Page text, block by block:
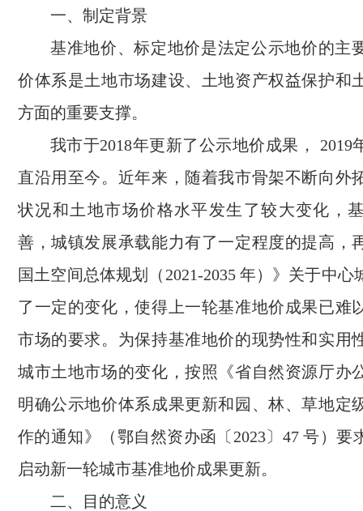
一、制定背景
基准地价、标定地价是法定公示地价的主
价体系是土地市场建设、土地资产权益保护和
方面的重要支撑。
我市于2018年更新了公示地价成果， 2019
直沿用至今。近年来，随着我市骨架不断向外
状况和土地市场价格水平发生了较大变化，
善，城镇发展承载能力有了一定程度的提高，
国土空间总体规划（2021-2035 年）》关于中心
了一定的变化，使得上一轮基准地价成果已难
市场的要求。为保持基准地价的现势性和实用
城市土地市场的变化，按照《省自然资源厅办
明确公示地价体系成果更新和园、林、草地定
作的通知》（鄂自然资办函〔2023〕47 号）要
启动新一轮城市基准地价成果更新。
二、目的意义